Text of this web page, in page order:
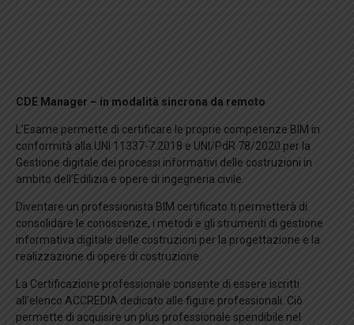
CDE Manager – in modalità sincrona da remoto
L’Esame permette di certificare le proprie competenze BIM in
conformità alla UNI 11337-7:2018 e UNI/PdR 78/2020 per la
Gestione digitale dei processi informativi delle costruzioni in
ambito dell’Edilizia e opere di ingegneria civile.
Diventare un professionista BIM certificato ti permetterà di
consolidare le conoscenze, i metodi e gli strumenti di gestione
informativa digitale delle costruzioni per la progettazione e la
realizzazione di opere di costruzione.
La Certificazione professionale consente di essere iscritti
all’elenco ACCREDIA dedicato alle figure professionali. Ciò
permette di acquisire un plus professionale spendibile nel